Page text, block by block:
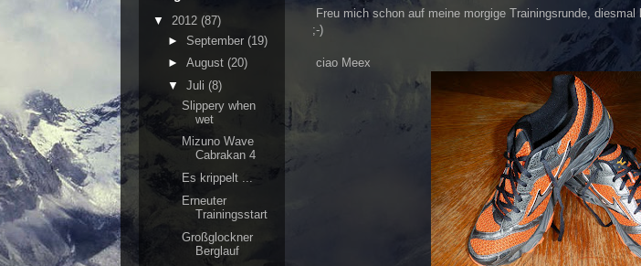
Freu mich schon auf meine morgige Trainingsrunde,
;-)
ciao Meex
▼ 2012 (87)
► September (19)
► August (20)
▼ Juli (8)
Slippery when
wet
Mizuno Wave
Cabrakan 4
Es krippelt ...
Erneuter
Trainingsstart
Großglockner
Berglauf